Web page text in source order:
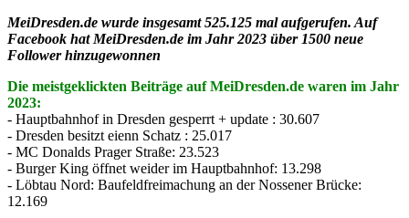
MeiDresden.de wurde insgesamt 525.125 mal aufgerufen. Auf
Facebook hat MeiDresden.de im Jahr 2023 über 1500 neue
Follower hinzugewonnen
Die meistgeklickten Beiträge auf MeiDresden.de waren im Jahr
2023:
- Hauptbahnhof in Dresden gesperrt + update : 30.607
- Dresden besitzt eienn Schatz : 25.017
- MC Donalds Prager Straße: 23.523
- Burger King öffnet weider im Hauptbahnhof: 13.298
- Löbtau Nord: Baufeldfreimachung an der Nossener Brücke:
12.169